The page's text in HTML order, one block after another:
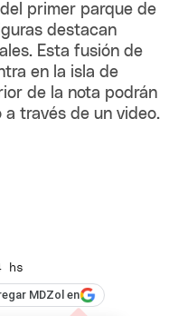
primer parque de
destacan
Esta fusión de
en la isla de
de la nota podrán
través de un video.
hs
MDZol en